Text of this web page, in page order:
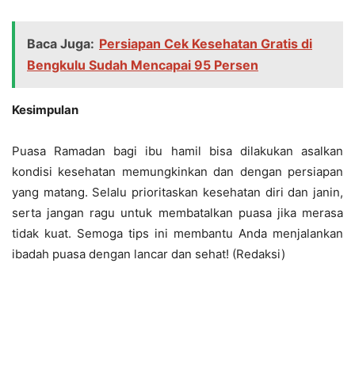
Baca Juga: Persiapan Cek Kesehatan Gratis di
Bengkulu Sudah Mencapai 95 Persen
Kesimpulan
Puasa Ramadan bagi ibu hamil bisa dilakukan asalkan
kondisi kesehatan memungkinkan dan dengan persiapan
yang matang. Selalu prioritaskan kesehatan diri dan janin,
serta jangan ragu untuk membatalkan puasa jika merasa
tidak kuat. Semoga tips ini membantu Anda menjalankan
ibadah puasa dengan lancar dan sehat! (Redaksi)